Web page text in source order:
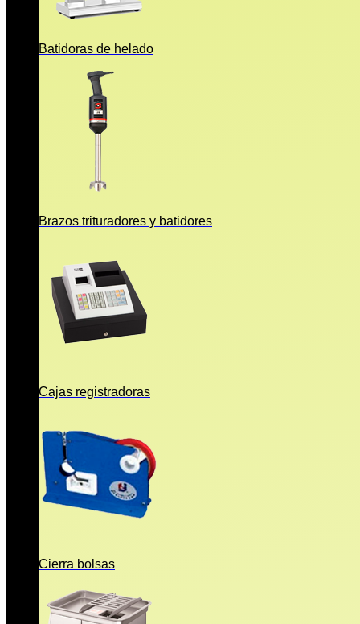
Batidoras de helado
Brazos trituradores y batidores
Cajas registradoras
Cierra bolsas